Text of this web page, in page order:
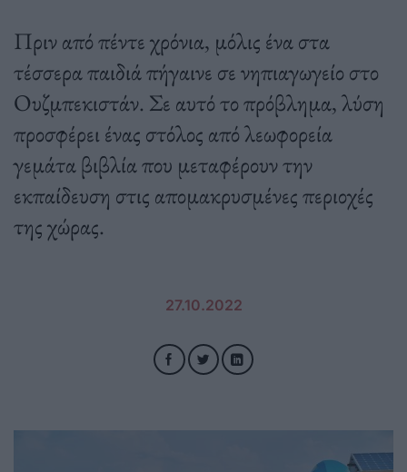
Πριν από πέντε χρόνια, μόλις ένα στα
τέσσερα παιδιά πήγαινε σε νηπιαγωγείο στο
Ουζμπεκιστάν. Σε αυτό το πρόβλημα, λύση
προσφέρει ένας στόλος από λεωφορεία
γεμάτα βιβλία που μεταφέρουν την
εκπαίδευση στις απομακρυσμένες περιοχές
της χώρας.
27.10.2022